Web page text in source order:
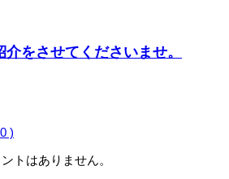
をさせてくださいませ。
)
トはありません。